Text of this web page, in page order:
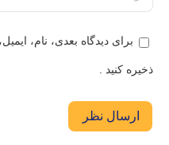
برای دیدگاه بعدی، نام،
ذخیره کنید .
ارسال نظر